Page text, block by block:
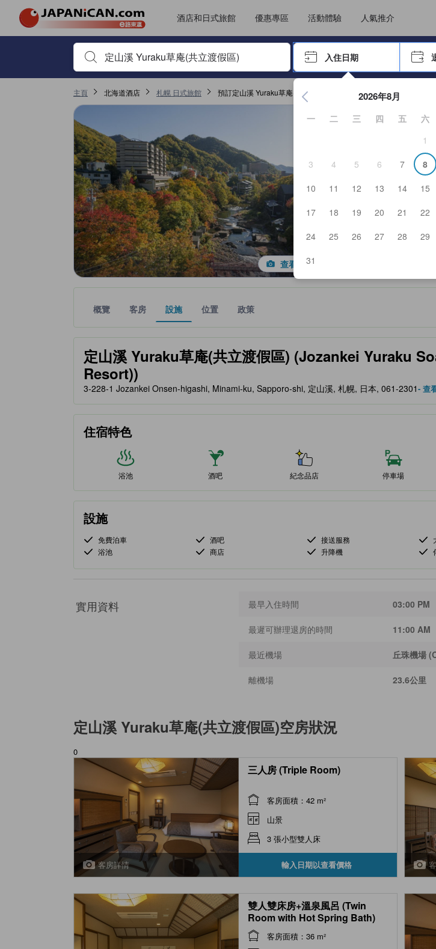
酒店和日式旅館 優惠專區 活動體驗 人氣推介
首先輸入住宿名稱或關鍵字搜尋，並使用箭頭鍵或 Tab鍵尋找，再按Enter鍵選擇
入住日期
按Enter鍵開始瀏覽日期選擇器，並
2026年8月
一 二 三 四 五 六
1
3
4 5 6 7 8
10
11 12 13 14 15
17
18 19 20 21 22
24
25 26 27 28 29
31
主頁 北海道酒店 札幌 日式旅館 預訂定山溪 Yuraku草庵(共立渡假區)
查看全部照片
概覽 客房 設施 位置 政策
定山溪 Yuraku草庵(共立渡假區) (Jozankei Yuraku
Resort))
tooltip
金星評級由夥伴網站提供，反映住客對舒適度及設施服務等的預期。
3-228-1 Jozankei Onsen-higashi, Minami-ku, Sapporo-shi, 定山溪, 札幌, 日本, 061-2301- 查
住宿特色
浴池 酒吧 紀念品店 停車場
設施
免費泊車 酒吧 接送服務
浴池
商店 升降機
實用資料 最早入住時間 03:00 PM
最遲可辦理退房的時間 11:00 AM
最近機場 丘珠機場
離機場 23.6公里
定山溪 Yuraku草庵(共立渡假區)空房狀況
0
客房詳情
三人房 (Triple Room)
客房面積：42 m²
山景
3 張小型雙人床
輸入日期以查看價格
雙人雙床房+溫泉風呂 (Twin
Room with Hot Spring Bath)
客房面積：36 m²